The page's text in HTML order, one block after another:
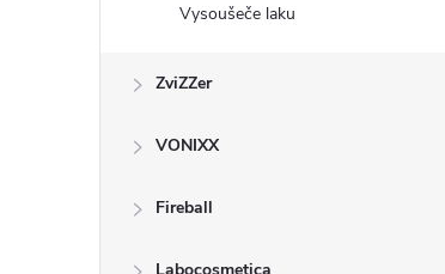
Vysoušeče laku
ZviZZer
VONIXX
Fireball
Labocosmetica